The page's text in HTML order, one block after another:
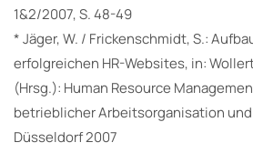
1&2/2007, S. 48-49
* Jäger, W. / Frickenschmidt, S.:
erfolgreichen HR-Websites, in:
(Hrsg.): Human Resource
betrieblicher Arbeitsorganisation
Düsseldorf 2007